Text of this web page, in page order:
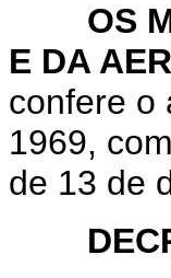
OS
E DA
confere o
1969,
de 13 de